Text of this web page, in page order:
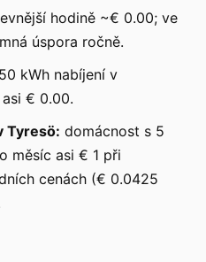
hodině ~€ 0.00; ve
úspora ročně.
50 kWh nabíjení v
€ 0.00.
Tyresö: domácnost s 5
měsíc asi € 1 při
cenách (€ 0.0425